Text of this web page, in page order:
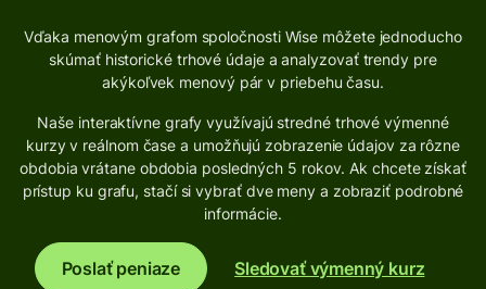
Vďaka menovým grafom spoločnosti Wise môžete jednoducho
skúmať historické trhové údaje a analyzovať trendy pre
akýkoľvek menový pár v priebehu času.
Naše interaktívne grafy využívajú stredné trhové výmenné
kurzy v reálnom čase a umožňujú zobrazenie údajov za rôzne
obdobia vrátane obdobia posledných 5 rokov. Ak chcete získať
prístup ku grafu, stačí si vybrať dve meny a zobraziť podrobné
informácie.
Poslať peniaze Sledovať výmenný kurz